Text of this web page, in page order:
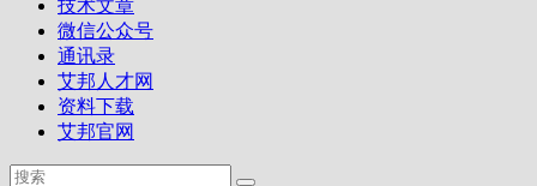
技术文章
微信公众号
通讯录
艾邦人才网
资料下载
艾邦官网